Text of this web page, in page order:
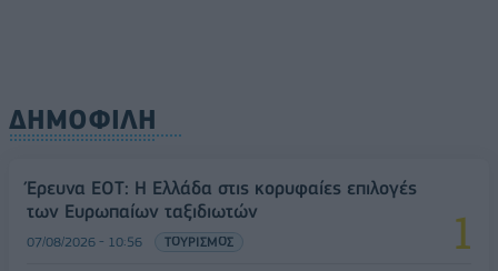
ΔΗΜΟΦΙΛΗ
Έρευνα ΕΟΤ: Η Ελλάδα στις κορυφαίες επιλογές
των Ευρωπαίων ταξιδιωτών
07/08/2026 - 10:56 ΤΟΥΡΙΣΜΟΣ